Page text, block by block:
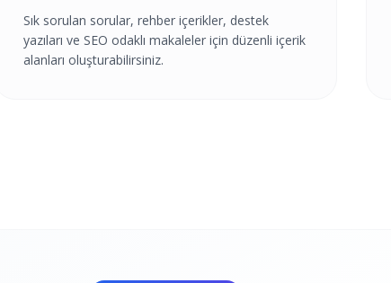
Sık sorulan sorular, rehber içerikler, destek
yazıları ve SEO odaklı makaleler için düzenli içerik
alanları oluşturabilirsiniz.